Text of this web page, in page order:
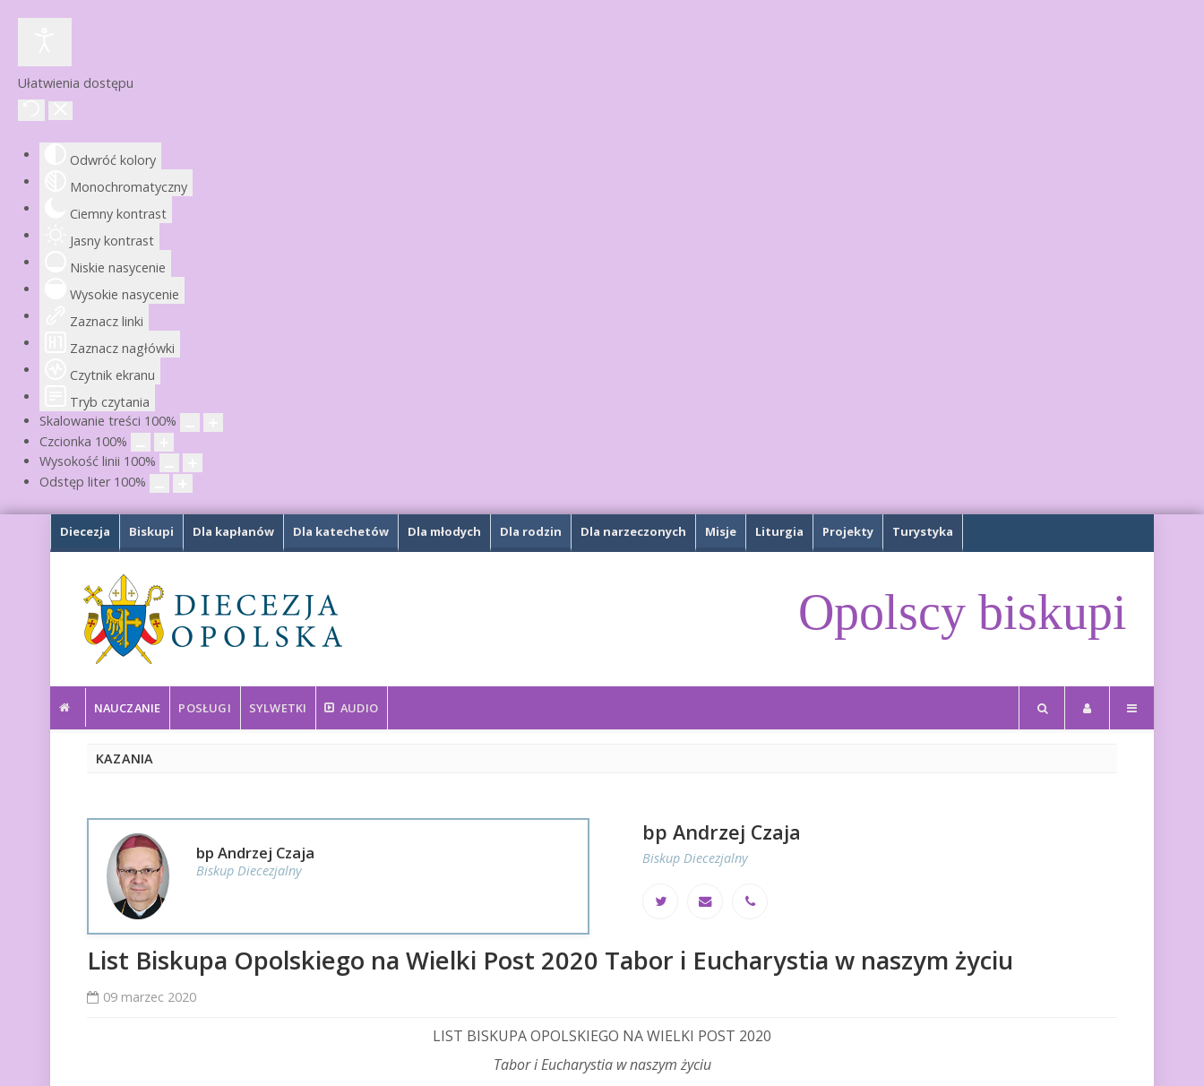
Ułatwienia dostępu
Odwróć kolory
Monochromatyczny
Ciemny kontrast
Jasny kontrast
Niskie nasycenie
Wysokie nasycenie
Zaznacz linki
Zaznacz nagłówki
Czytnik ekranu
Tryb czytania
Skalowanie treści 100%
Czcionka 100%
Wysokość linii 100%
Odstęp liter 100%
Diecezja Biskupi Dla kapłanów Dla katechetów Dla młodych Dla rodzin Dla narzeczonych Misje Liturgia Projekty Turystyka
Opolscy biskupi
NAUCZANIE POSŁUGI SYLWETKI AUDIO
KAZANIA
bp Andrzej Czaja
Biskup Diecezjalny
bp Andrzej Czaja
Biskup Diecezjalny
List Biskupa Opolskiego na Wielki Post 2020 Tabor i Eucharystia w naszym życiu
09 marzec 2020
LIST BISKUPA OPOLSKIEGO NA WIELKI POST 2020
Tabor i Eucharystia w naszym życiu